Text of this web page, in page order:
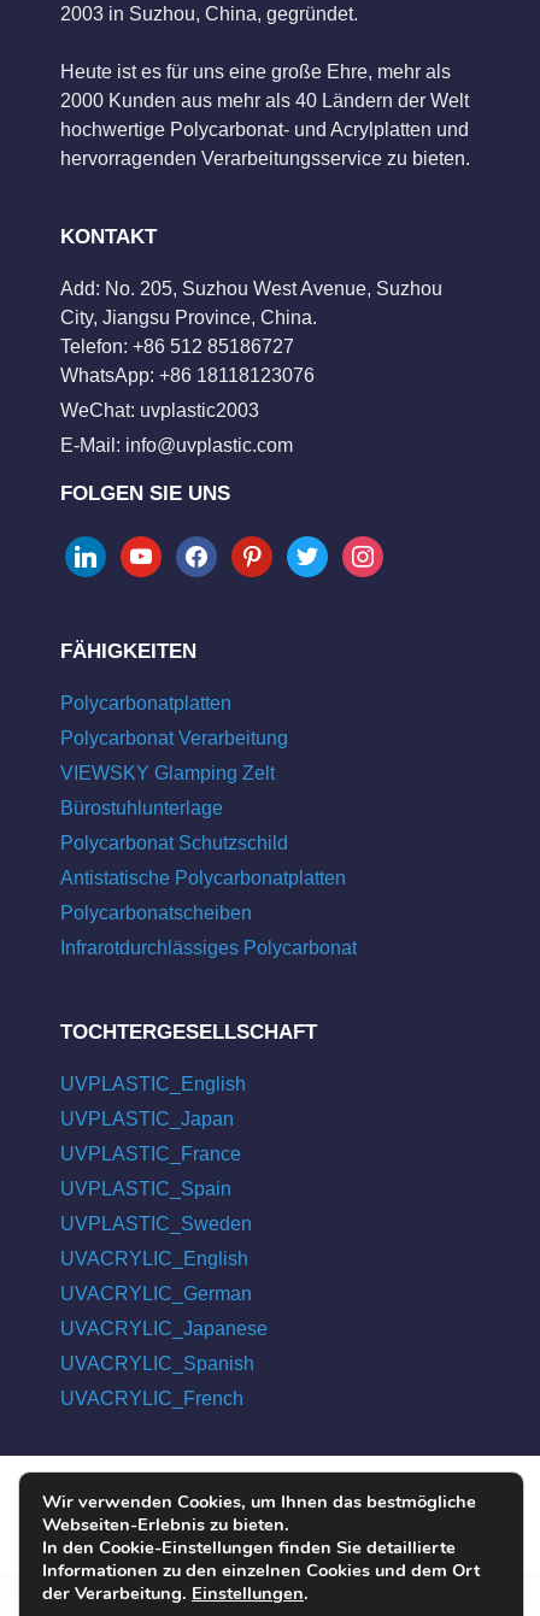
2003 in Suzhou, China, gegründet.
Heute ist es für uns eine große Ehre, mehr als
2000 Kunden aus mehr als 40 Ländern der Welt
hochwertige Polycarbonat- und Acrylplatten und
hervorragenden Verarbeitungsservice zu bieten.
KONTAKT
Add: No. 205, Suzhou West Avenue, Suzhou
City, Jiangsu Province, China.
Telefon: +86 512 85186727
WhatsApp: +86 18118123076
WeChat: uvplastic2003
E-Mail: info@uvplastic.com
FOLGEN SIE UNS
linkedinyoutubefacebookpinteresttwitter instagram
FÄHIGKEITEN
Polycarbonatplatten
Polycarbonat Verarbeitung
VIEWSKY Glamping Zelt
Bürostuhlunterlage
Polycarbonat Schutzschild
Antistatische Polycarbonatplatten
Polycarbonatscheiben
Infrarotdurchlässiges Polycarbonat
TOCHTERGESELLSCHAFT
UVPLASTIC_English
UVPLASTIC_Japan
UVPLASTIC_France
UVPLASTIC_Spain
UVPLASTIC_Sweden
UVACRYLIC_English
UVACRYLIC_German
UVACRYLIC_Japanese
UVACRYLIC_Spanish
UVACRYLIC_French
COPYRIGHT © 2004 - 2026 UVPLASTIC MATERIAL TECHNOLOGY
CO., LTD. ALL RIGHTS RESERVED
Wir verwenden Cookies, um Ihnen das bestmögliche
Webseiten-Erlebnis zu bieten.
In den Cookie-Einstellungen finden Sie detaillierte
Informationen zu den einzelnen Cookies und dem Ort
der Verarbeitung. Einstellungen.